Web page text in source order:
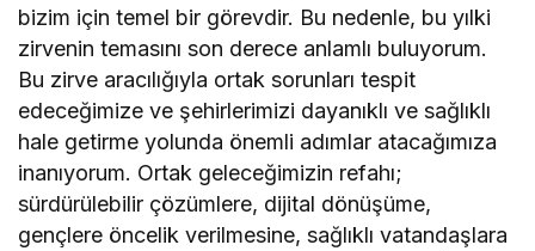
bizim için temel bir görevdir. Bu nedenle, bu yılki
zirvenin temasını son derece anlamlı buluyorum.
Bu zirve aracılığıyla ortak sorunları tespit
edeceğimize ve şehirlerimizi dayanıklı ve sağlıklı
hale getirme yolunda önemli adımlar atacağımıza
inanıyorum. Ortak geleceğimizin refahı;
sürdürülebilir çözümlere, dijital dönüşüme,
gençlere öncelik verilmesine, sağlıklı vatandaşlara